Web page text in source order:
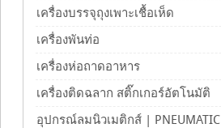
เครื่องบรรจุถุงเพาะเชื้อเห็ด
เครื่องพันท่อ
เครื่องห่อถาดอาหาร
เครื่องติดฉลาก สติ๊กเกอร์อัตโนมัติ
อุปกรณ์ลมนิวเมติกส์ | PNEUMATIC